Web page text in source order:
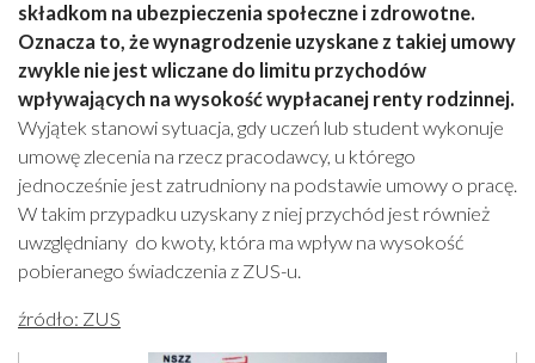
składkom na ubezpieczenia społeczne i zdrowotne.
Oznacza to, że wynagrodzenie uzyskane z takiej umowy
zwykle nie jest wliczane do limitu przychodów
wpływających na wysokość wypłacanej renty rodzinnej.
Wyjątek stanowi sytuacja, gdy uczeń lub student wykonuje
umowę zlecenia na rzecz pracodawcy, u którego
jednocześnie jest zatrudniony na podstawie umowy o pracę.
W takim przypadku uzyskany z niej przychód jest również
uwzględniany do kwoty, która ma wpływ na wysokość
pobieranego świadczenia z ZUS-u.
źródło: ZUS